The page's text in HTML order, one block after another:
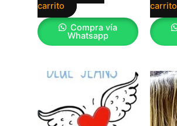
carrito
Compra vía
Whatsapp
carrito